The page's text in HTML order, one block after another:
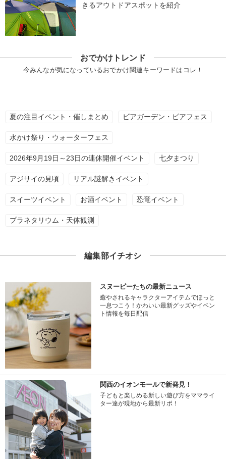
きるアウトドアスポットを紹介
おでかけトレンド
今みんなが気になっているおでかけ関連キーワードはコレ！
夏の注目イベント・催しまとめ ビアガーデン・ビアフェス
水かけ祭り・ウォーターフェス
2026年9月19日～23日の連休開催イベント 七夕まつり
アジサイの見頃 リアル謎解きイベント
スイーツイベント お酒イベント 恐竜イベント
プラネタリウム・天体観測
編集部イチオシ
スヌーピーたちの最新ニュース
癒やされるキャラクターアイテムでほっと
一息つこう！かわいい最新グッズやイベン
ト情報を毎日配信
関西のイオンモールで新発見！
子どもと楽しめる新しい遊び方をママライ
ター達が現地から最新リポ！